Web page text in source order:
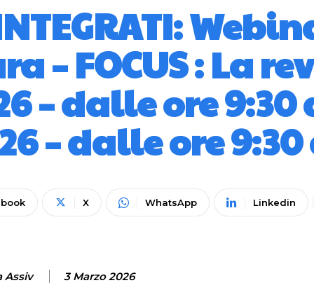
– FOCUS : La
– dalle ore 9:30
– dalle ore
X WhatsApp Linkedin
Assiv 3 Marzo 2026